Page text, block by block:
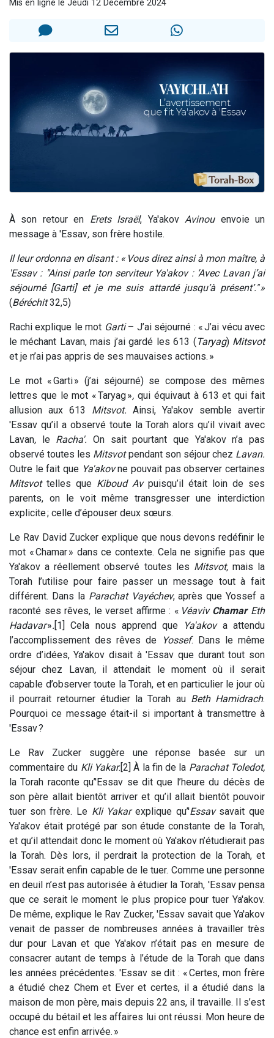
Eli vient de donner son Maasser
Mis en ligne le Jeudi 12 Décembre 2024
À son retour en Erets Israël, Ya'akov Avinouenvoie un
message à 'Essav, son frère hostile.
Il leur ordonna en disant : « Vous direz ainsi à mon maître, à
'Essav : "Ainsi parle ton serviteur Ya'akov : ‘Avec Lavan j’ai
séjourné [Garti] et je me suis attardé jusqu’à présent’." »
(Béréchit32,5)
Rachi explique le mot Garti– J’ai séjourné : « J’ai vécu avec
le méchant Lavan, mais j’ai gardé les 613 (Taryag) Mitsvot
et je n’ai pas appris de ses mauvaises actions. »
Le mot « Garti » (j’ai séjourné) se compose des mêmes
lettres que le mot « Taryag »,qui équivaut à 613 et qui fait
allusion aux 613
Mitsvot. Ainsi, Ya'akov semble avertir
'Essav qu’il a observé toute la Torah alors qu’il vivait avec
Lavan, leRacha'.On sait pourtant que Ya'akov n’a pas
observé toutes les Mitsvotpendant son séjour chez Lavan.
Outre le fait que Ya'akovne pouvait pas observer certaines
Mitsvot telles que Kiboud Av puisqu’il était loin de ses
parents, on le voit même transgresser une interdiction
explicite ; celle d’épouser deux sœurs.
Le Rav David Zucker explique que nous devons redéfinir le
mot «Chamar» dans ce contexte. Cela ne signifie pas que
Ya'akov a réellement observé toutes les Mitsvot, mais la
Torah l’utilise pour faire passer un message tout à fait
différent. Dans la Parachat Vayéchev, après que Yossef a
raconté ses rêves, le verset affirme : « Véaviv ChamarEth
Hadavar».[1] Cela nous apprend que Ya'akov a attendu
l’accomplissement des rêves de
Yossef. Dans le même
ordre d’idées, Ya'akov disait à 'Essav que durant tout son
séjour chez Lavan, il attendait le moment où il serait
capable d’observer toute la Torah, et en particulier le jour où
il pourrait retourner étudier la Torah au Beth Hamidrach.
Pourquoi ce message était-il si important à transmettre à
'Essav ?
Le Rav Zucker suggère une réponse basée sur un
commentaire du Kli Yakar.[2] À la fin de la Parachat Toledot,
la Torah raconte qu’'Essav se dit que l’heure du décès de
son père allait bientôt arriver et qu’il allait bientôt pouvoir
tuer son frère. Le Kli Yakarexplique qu’'Essav savait que
Ya'akov était protégé par son étude constante de la Torah,
et qu’il attendait donc le moment où Ya'akov n’étudierait pas
la Torah. Dès lors, il perdrait la protection de la Torah, et
'Essav serait enfin capable de le tuer. Comme une personne
en deuil n’est pas autorisée à étudier la Torah, 'Essav pensa
que ce serait le moment le plus propice pour tuer Ya'akov.
De même, explique le Rav Zucker, 'Essav savait que Ya'akov
venait de passer de nombreuses années à travailler très
dur pour Lavan et que Ya'akov n’était pas en mesure de
consacrer autant de temps à l’étude de la Torah que dans
les années précédentes. 'Essav se dit : « Certes, mon frère
a étudié chez Chem et Ever et certes, il a étudié dans la
maison de mon père, mais depuis 22 ans, il travaille. Il s’est
occupé du bétail et les affaires lui ont réussi. Mon heure de
chance est enfin arrivée. »